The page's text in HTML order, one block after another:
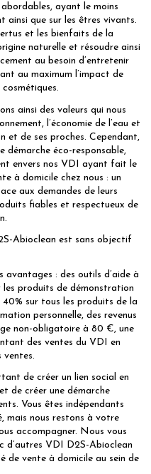
ayant le moins
ainsi que sur les êtres vivants.
et les bienfaits de la
naturelle et résoudre ainsi
au besoin d’entretenir
au maximum l’impact de
ainsi des valeurs qui nous
l’économie de l’eau et
et de ses proches. Cependant,
démarche éco-responsable,
envers nos VDI ayant fait le
à domicile chez nous : un
aux demandes de leurs
fiables et respectueux de
Abioclean est sans objectif
avantages : des outils d’aide à
les produits de démonstration
sur tous les produits de la
personnelle, des revenus
non-obligatoire à 80 €, une
des ventes du VDI en
ventes.
de créer un lien social en
de créer une démarche
Vous êtes indépendants
mais nous restons à votre
accompagner. Nous vous
d’autres VDI D2S-Abioclean
de vente à domicile au sein de